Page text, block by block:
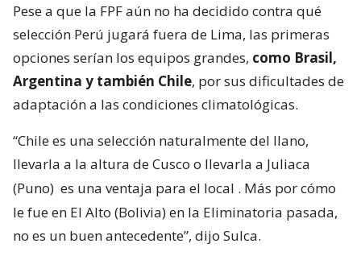
Pese a que la FPF aún no ha decidido contra qué
selección Perú jugará fuera de Lima, las primeras
opciones serían los equipos grandes, como Brasil,
Argentina y también Chile, por sus dificultades de
adaptación a las condiciones climatológicas.
“Chile es una selección naturalmente del llano,
llevarla a la altura de Cusco o llevarla a Juliaca
(Puno) es una ventaja para el local . Más por cómo
le fue en El Alto (Bolivia) en la Eliminatoria pasada,
no es un buen antecedente”, dijo Sulca.